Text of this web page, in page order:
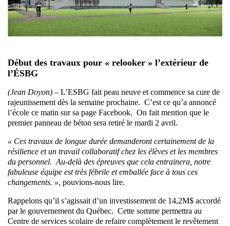
Début des travaux pour « relooker » l’extérieur de
l’ÉSBG
(Jean Doyon) – L’ESBG fait peau neuve et commence sa cure de
rajeunissement dès la semaine prochaine. C’est ce qu’a annoncé
l’école ce matin sur sa page Facebook. On fait mention que le
premier panneau de béton sera retiré le mardi 2 avril.
« Ces travaux de longue durée demanderont certainement de la
résilience et un travail collaboratif chez les élèves et les membres
du personnel. Au-delà des épreuves que cela entrainera, notre
fabuleuse équipe est très fébrile et emballée face à tous ces
changements. », pouvions-nous lire.
Rappelons qu’il s’agissait d’un investissement de 14,2M$ accordé
par le gouvernement du Québec. Cette somme permettra au
Centre de services scolaire de refaire complètement le revêtement